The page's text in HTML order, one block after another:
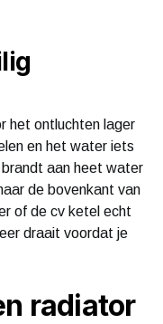
het ontluchten lager
en het water iets
aan heet water
de bovenkant van
of de cv ketel echt
draait voordat je
radiator